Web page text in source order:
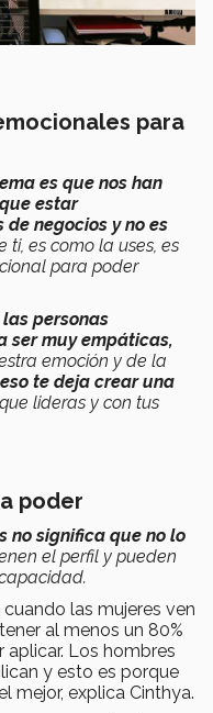
para
es que nos han
estar
negocios y no es
ti, es como la uses, es
para poder
personas
ser muy empáticas,
emoción y de la
te deja crear una
lideras y con tus
poder
no significa que no lo
el perfil y pueden
las mujeres ven
al menos un 80%
Los hombres
y esto es porque
mejor, explica Cinthya.